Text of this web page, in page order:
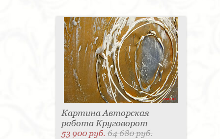
Картина Авторская
работа Круговорот
53 900 руб.64 680 руб.